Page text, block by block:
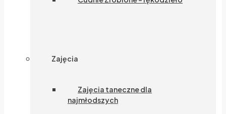
Zajęcia
Zajęcia taneczne dla
najmłodszych